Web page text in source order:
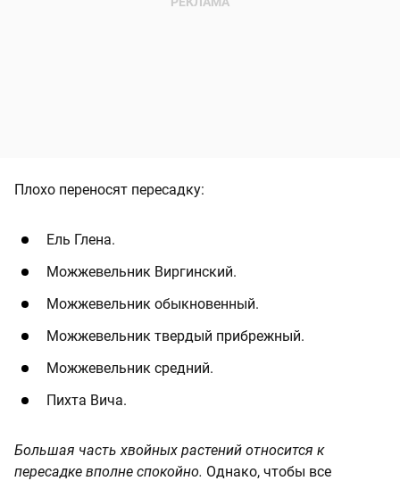
Плохо переносят пересадку:
Ель Глена.
Можжевельник Виргинский.
Можжевельник обыкновенный.
Можжевельник твердый прибрежный.
Можжевельник средний.
Пихта Вича.
Большая часть хвойных растений относится к
пересадке вполне спокойно. Однако, чтобы все